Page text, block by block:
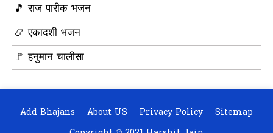
🎵 राज पारीक भजन
📿 एकादशी भजन
🚩 हनुमान चालीसा
Add Bhajans About US Privacy Policy Sitemap